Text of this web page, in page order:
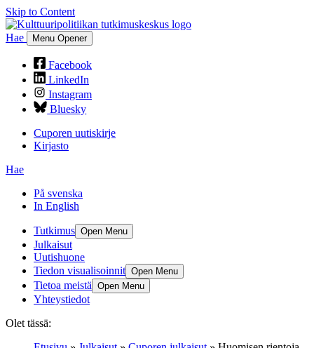
Skip to Content
Hae Menu Opener
Facebook
LinkedIn
Instagram
Bluesky
Cuporen uutiskirje
Kirjasto
Hae
På svenska
In English
Tutkimus Open Menu
Julkaisut
Uutishuone
Tiedon visualisoinnit Open Menu
Tietoa meistä Open Menu
Yhteystiedot
Olet tässä: